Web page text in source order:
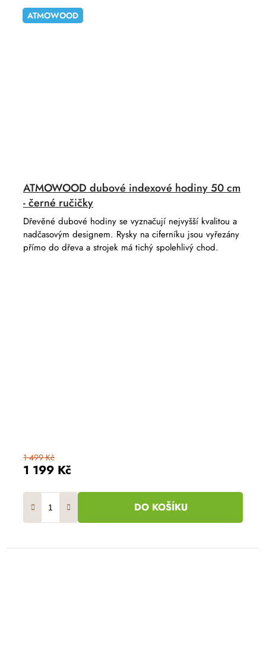
ATMOWOOD
ATMOWOOD dubové indexové hodiny 50 cm
- černé ručičky
1 199 Kč
1 499 Kč
DO KOŠÍKU
Dřevěné dubové hodiny se vyznačují nejvyšší kvalitou a
nadčasovým designem. Rysky na ciferníku jsou vyřezány
přímo do dřeva a strojek má tichý spolehlivý chod.